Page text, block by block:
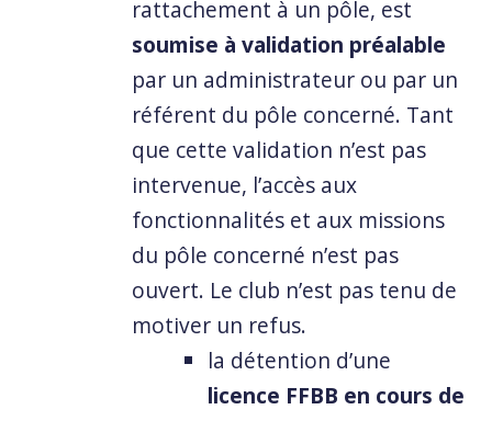
rattachement à un pôle, est
soumise à validation préalable
par un administrateur ou par un
référent du pôle concerné. Tant
que cette validation n’est pas
intervenue, l’accès aux
fonctionnalités et aux missions
du pôle concerné n’est pas
ouvert. Le club n’est pas tenu de
motiver un refus.
la détention d’une
licence FFBB en cours de